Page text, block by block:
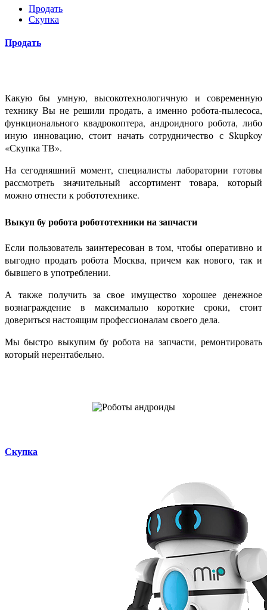
Продать
Скупка
Продать
Какую бы умную, высокотехнологичную и современную
технику Вы не решили продать, а именно робота-пылесоса,
функционального квадрокоптера, андроидного робота, либо
иную инновацию, стоит начать сотрудничество с Skupkoy
«Скупка ТВ».
На сегодняшний момент, специалисты лаборатории готовы
рассмотреть значительный ассортимент товара, который
можно отнести к робототехнике.
Выкуп бу робота робототехники на запчасти
Если пользователь заинтересован в том, чтобы оперативно и
выгодно продать робота Москва, причем как нового, так и
бывшего в употреблении.
А также получить за свое имущество хорошее денежное
вознаграждение в максимально короткие сроки, стоит
довериться настоящим профессионалам своего дела.
Мы быстро выкупим бу робота на запчасти, ремонтировать
который нерентабельно.
Скупка